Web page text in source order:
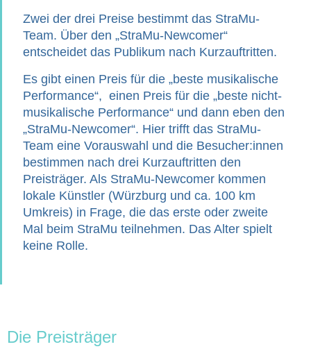
Zwei der drei Preise bestimmt das StraMu-
Team. Über den „StraMu-Newcomer“
entscheidet das Publikum nach Kurzauftritten.
Es gibt einen Preis für die „beste musikalische
Performance“, einen Preis für die „beste nicht-
musikalische Performance“ und dann eben den
„StraMu-Newcomer“. Hier trifft das StraMu-
Team eine Vorauswahl und die Besucher:innen
bestimmen nach drei Kurzauftritten den
Preisträger. Als StraMu-Newcomer kommen
lokale Künstler (Würzburg und ca. 100 km
Umkreis) in Frage, die das erste oder zweite
Mal beim StraMu teilnehmen. Das Alter spielt
keine Rolle.
Die Preisträger